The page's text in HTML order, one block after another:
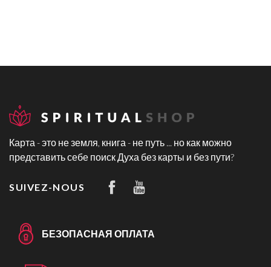
Карта - это не земля, книга - не путь ... но как можно
представить себе поиск Духа без карты и без пути?
SUIVEZ-NOUS
БЕЗОПАСНАЯ ОПЛАТА